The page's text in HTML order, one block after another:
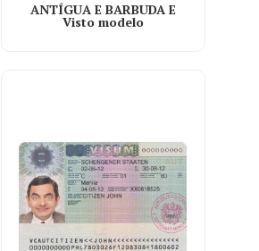
ANTÍGUA E BARBUDA E
Visto modelo